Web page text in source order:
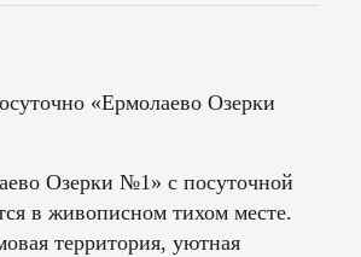
«Ермолаево Озерки
Озерки №1» с посуточной
в живописном тихом месте.
территория, уютная